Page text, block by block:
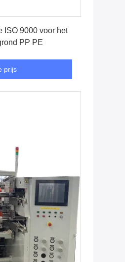
ISO 9000 voor het
PP PE
prijs